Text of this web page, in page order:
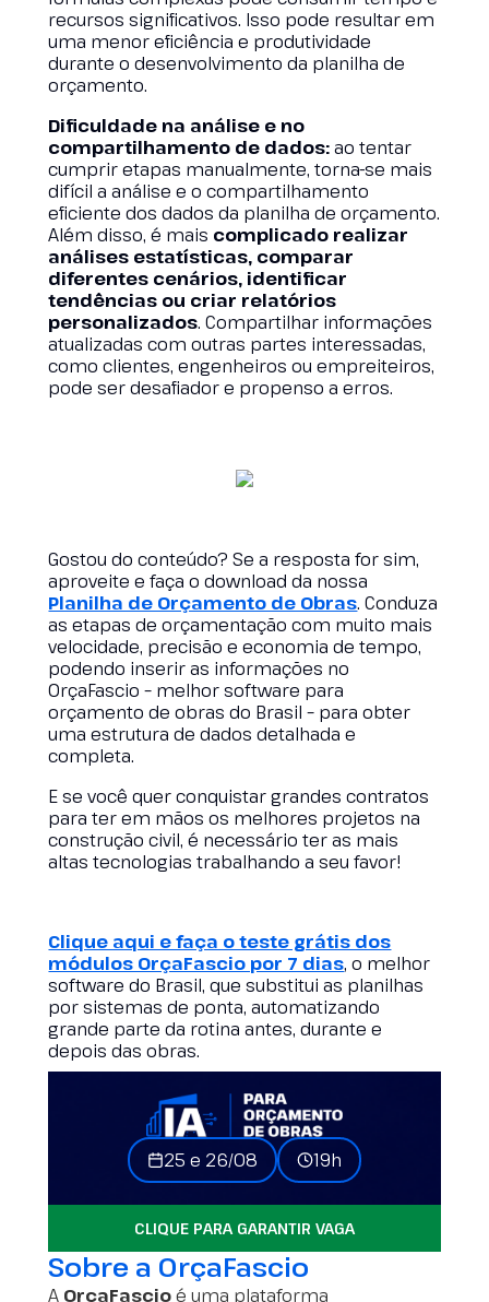
recursos significativos. Isso pode resultar em
uma menor eficiência e produtividade
durante o desenvolvimento da planilha de
orçamento.
Dificuldade na análise e no
compartilhamento de dados:ao tentar
cumprir etapas manualmente, torna-se mais
difícil a análise e o compartilhamento
eficiente dos dados da planilha de orçamento.
Além disso, é mais complicado realizar
análises estatísticas, comparar
diferentes cenários, identificar
tendências ou criar relatórios
personalizados. Compartilhar informações
atualizadas com outras partes interessadas,
como clientes, engenheiros ou empreiteiros,
pode ser desafiador e propenso a erros.
Gostou do conteúdo? Se a resposta for sim,
aproveite e faça o download da nossa
Planilha de Orçamento de Obras. Conduza
as etapas de orçamentação com muito mais
velocidade, precisão e economia de tempo,
podendo inserir as informações no
OrçaFascio – melhor software para
orçamento de obras do Brasil – para obter
uma estrutura de dados detalhada e
completa.
E se você quer conquistar grandes contratos
para ter em mãos os melhores projetos na
construção civil, é necessário ter as mais
altas tecnologias trabalhando a seu favor!
Clique aqui e faça o teste grátis dos
módulos OrçaFascio por 7 dias, o melhor
software do Brasil, que substitui as planilhas
por sistemas de ponta, automatizando
grande parte da rotina antes, durante e
depois das obras.
25 e 26/08 19h
CLIQUE PARA GARANTIR VAGA
Sobre a OrçaFascio
A OrçaFascioé uma plataforma